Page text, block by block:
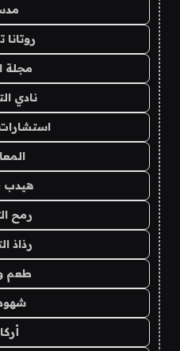
مجلة
نادي
هيدب
رمح
رذاذ
طعم